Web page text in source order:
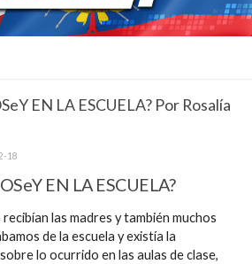
EN LA ESCUELA? Por Rosalía
18
EN LA ESCUELA?
las madres y también muchos
de la escuela y existía la
lo ocurrido en las aulas de clase,